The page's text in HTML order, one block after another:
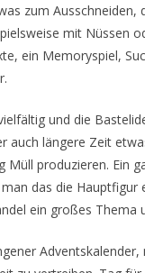
zum Ausschneiden,
mit Nüssen
ein Memoryspiel,
und die
auch längere Zeit
Müll produzieren. Ein
das die Hauptfigur
ein großes Thema